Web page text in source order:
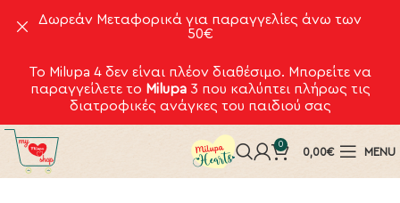
Το Milupa 4 δεν είναι πλέον διαθέσιμο. Μπορείτε να
παραγγείλετε το Milupa3 που καλύπτει πλήρως τις
διατροφικές ανάγκες του παιδιού σας
0
0,00€ MENU
Δωρεάν Μεταφορικά για παραγγελίες άνω των
50€